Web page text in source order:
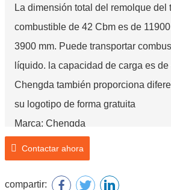
La dimensión total del remolque del
combustible de 42 Cbm es de
3900 mm. Puede transportar
líquido. la capacidad de carga es
Chengda también proporciona
su logotipo de forma gratuita
Marca: Chengda
Número de modelo: SCD9400GYY
Nombre del producto:
combustible
Contactar ahora
compartir: